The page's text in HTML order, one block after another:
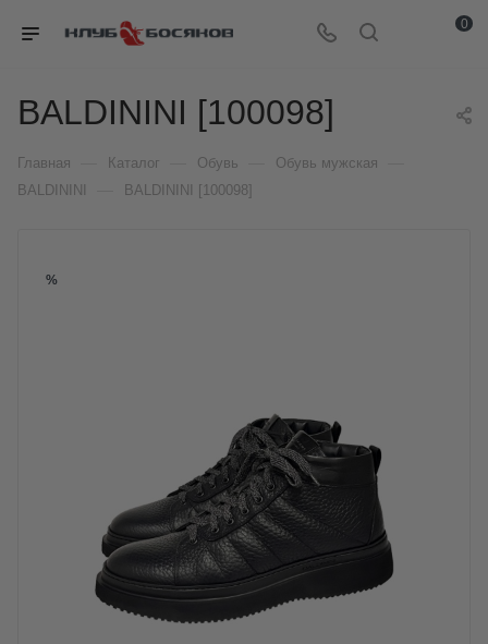
0
BALDININI [100098]
Главная Каталог Обувь Обувь мужская
BALDININI BALDININI [100098]
%